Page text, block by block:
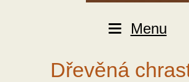
Menu
Dřevěná